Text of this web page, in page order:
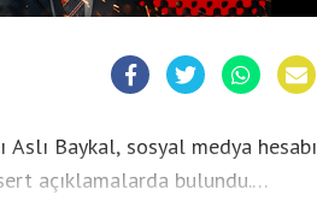
Aslı Baykal, sosyal medya hesabı
açıklamalarda bulundu.